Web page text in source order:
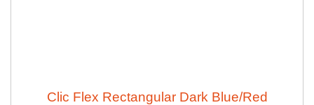
Clic Flex Rectangular Dark Blue/Red